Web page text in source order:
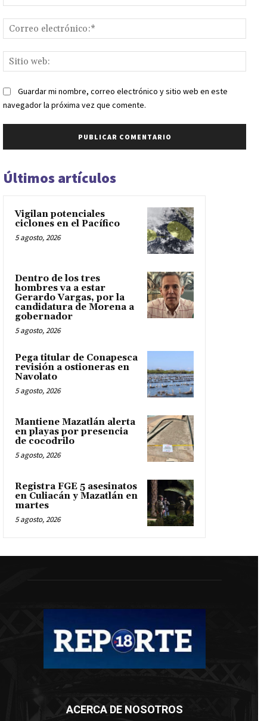
web:
Guardar mi nombre, correo electrónico y sitio web en este
navegador la próxima vez que comente.
Últimos artículos
Vigilan potenciales
ciclones en el Pacífico
5 agosto, 2026
Dentro de los tres
hombres va a estar
Gerardo Vargas, por la
candidatura de Morena a
gobernador
5 agosto, 2026
Pega titular de Conapesca
revisión a ostioneras en
Navolato
5 agosto, 2026
Mantiene Mazatlán alerta
en playas por presencia
de cocodrilo
5 agosto, 2026
Registra FGE 5 asesinatos
en Culiacán y Mazatlán en
martes
5 agosto, 2026
ACERCA DE NOSOTROS